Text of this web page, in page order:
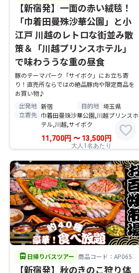
【新宿発】一面の赤い絨毯！
「巾着田曼殊沙華公園」と小
江戸 川越のレトロな街並み散
策＆「川越プリンスホテル」
で味わううな重の昼食
豚のテーマパーク「サイボク」にお立ち寄
り！直売所ならではの絶品豚肉や限定商品を
お買い物♪
出発地 新宿 目的地 埼玉県
立寄先 巾着田曼珠沙華公園,川越プリンスホ
テル,川越,サイボク
11,700円 〜13,500 円
大人1名あたり
favorite
directions_bus 日帰りバスツアー 商品コード：AP065
【新宿発】秋のきのこ狩り体